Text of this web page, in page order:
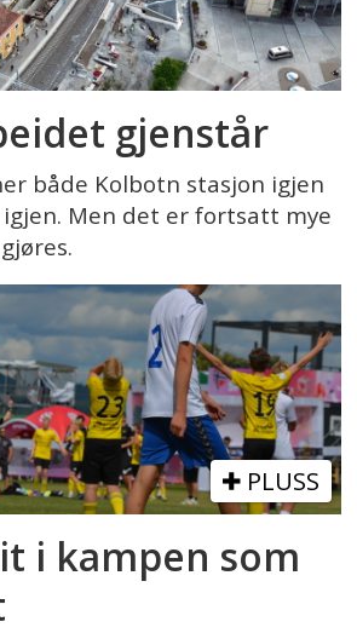
gjenstår
både Kolbotn stasjon igjen
Men det er fortsatt mye
PLUSS
i kampen som